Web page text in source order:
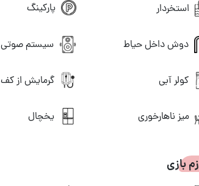
استخردار پارکینگ
دوش داخل حیاط سیستم صوتی
کولر آبی گرمایش از کف
میز ناهارخوری یخچال
بازی